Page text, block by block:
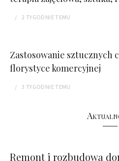
2 TYGODNIETEMU
Zastosowanie sztucznych
florystyce komercyjnej
3 TYGODNIETEMU
Remont i rozbudowa